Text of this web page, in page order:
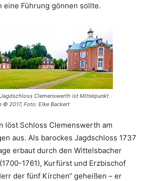
eine Führung gönnen sollte.
Clemenswerth ist Mittelpunkt
© 2017, Foto: Elke Backert
löst Schloss Clemenswerth am
aus. Als barockes Jagdschloss 1737
erbaut durch den Wittelsbacher
1761), Kurfürst und Erzbischof
der fünf Kirchen“ geheißen – er